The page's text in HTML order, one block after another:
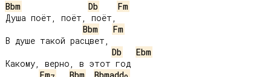
Bbm
Db
Fm
Душа поёт, поёт, поёт,
Bbm
Fm
В душе такой расцвет,
Db
Ebm
Какому, верно, в этот год